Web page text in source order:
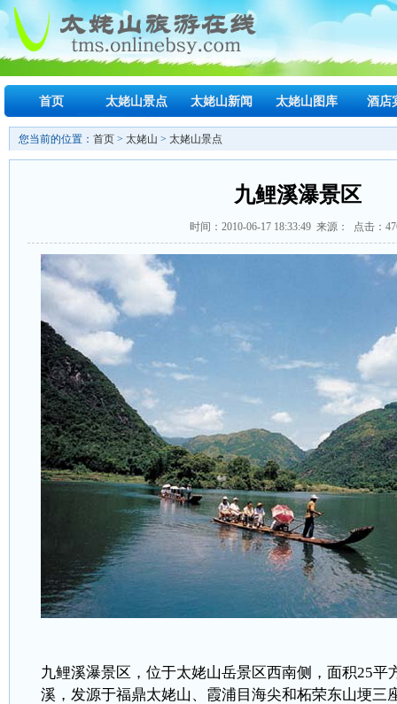
首页 太姥山景点 太姥山新闻 太姥山图库 酒店
您当前的位置： 首页 > 太姥山 > 太姥山景点
九鲤溪瀑景区
时间：2010-06-17 18:33:49 来源： 点击：
九鲤溪瀑景区，位于太姥山岳景区西南侧，面积25平
溪，发源于福鼎太姥山、霞浦目海尖和柘荣东山埂三